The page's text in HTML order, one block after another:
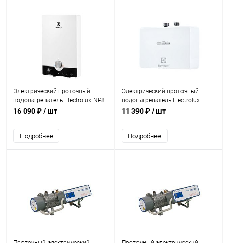
Электрический проточный
водонагреватель Electrolux NP8
FlowActive 2.0
16 090 ₽/ шт
Подробнее
Электрический проточный
водонагреватель Electrolux
NPX6 Aquatronic Digital 2.0
11 390 ₽/ шт
Подробнее